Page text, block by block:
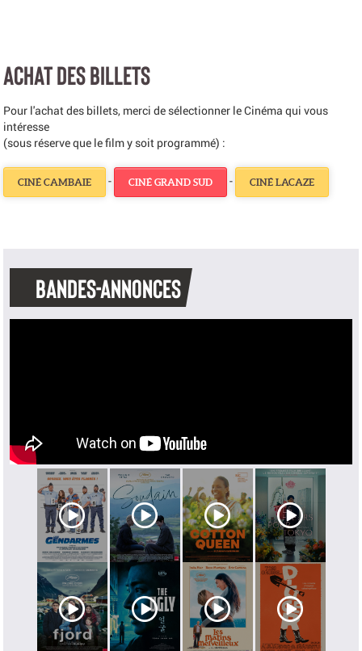
ACHAT DES BILLETS
Pour l'achat des billets, merci de sélectionner le Cinéma qui vous
intéresse
(sous réserve que le film y soit programmé) :
CINÉ CAMBAIE - CINÉ GRAND SUD - CINÉ LACAZE
BANDES-ANNONCES